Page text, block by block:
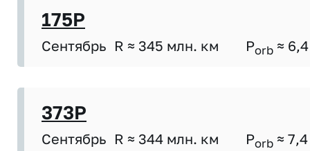
175P
Сентябрь R ≈ 345 млн. км Porb ≈ 6,4
373P
Сентябрь R ≈ 344 млн. км Porb ≈ 7,4